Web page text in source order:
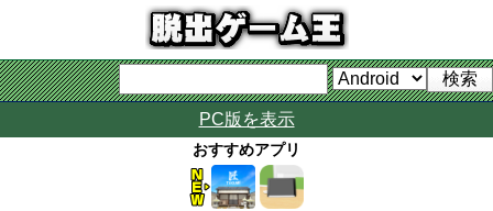
PC版を表示
おすすめアプリ